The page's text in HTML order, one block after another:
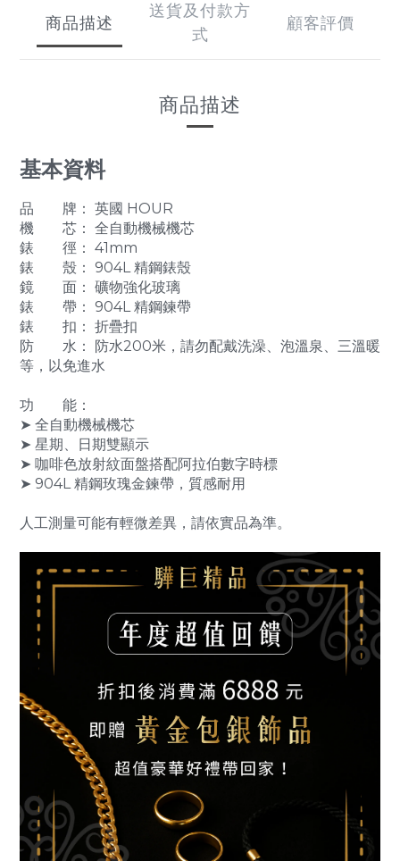
商品描述
送貨及付款方
式
顧客評價
商品描述
基本資料
品 牌： 英國 HOUR
機 芯： 全自動機械機芯
錶 徑： 41mm
錶 殼： 904L 精鋼錶殼
鏡 面： 礦物強化玻璃
錶 帶： 904L 精鋼鍊帶
錶 扣： 折疊扣
防 水： 防水200米，請勿配戴洗澡、泡溫泉、三溫暖
等，以免進水
功 能：
➤ 全自動機械機芯
➤ 星期、日期雙顯示
➤ 咖啡色放射紋面盤搭配阿拉伯數字時標
➤ 904L 精鋼玫瑰金鍊帶，質感耐用
人工測量可能有輕微差異，請依實品為準。